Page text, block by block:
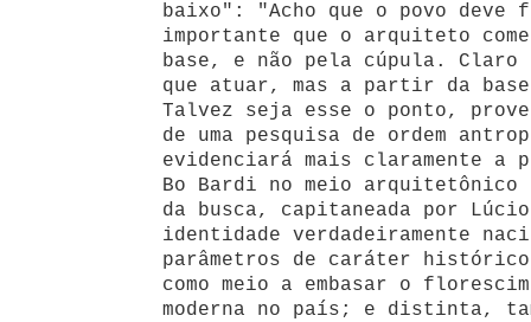
baixo": "Acho que o povo
importante que o arquiteto
base, e não pela cúpula. Claro
que atuar, mas a partir da
Talvez seja esse o ponto,
de uma pesquisa de ordem
evidenciará mais claramente a
Bo Bardi no meio
da busca, capitaneada por
identidade verdadeiramente
parâmetros de caráter
como meio a embasar o
moderna no país; e distinta,